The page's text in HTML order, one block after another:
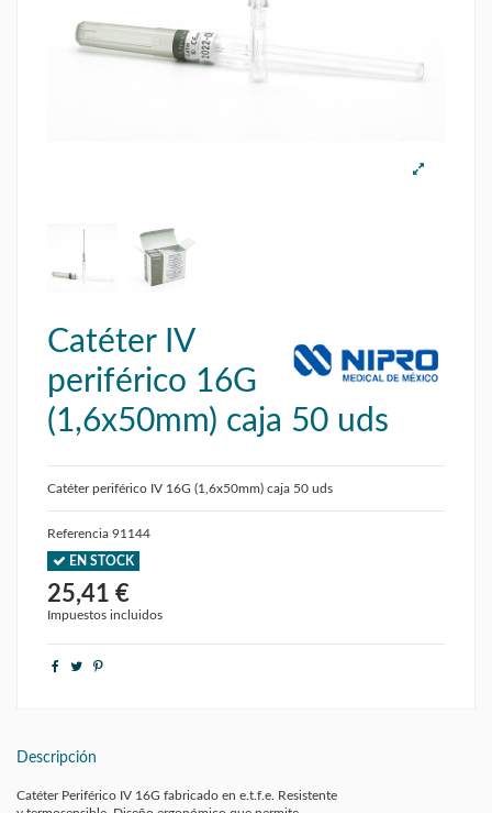
Catéter IV
periférico 16G
(1,6x50mm) caja 50 uds
Catéter periférico IV 16G (1,6x50mm) caja 50 uds
Referencia 91144
EN STOCK
25,41 €
Impuestos incluidos
Descripción
Catéter Periférico IV 16G fabricado en e.t.f.e. Resistente